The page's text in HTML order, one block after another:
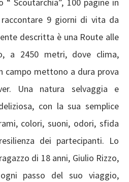
Scoutarchìa”, 100 pagine in
9 giorni di vita da
descritta è una Route alle
a 2450 metri, dove clima,
campo mettono a dura prova
Una natura selvaggia e
con la sua semplice
colori, suoni, odori, sfida
dei partecipanti. Lo
di 18 anni, Giulio Rizzo,
passo del suo viaggio,